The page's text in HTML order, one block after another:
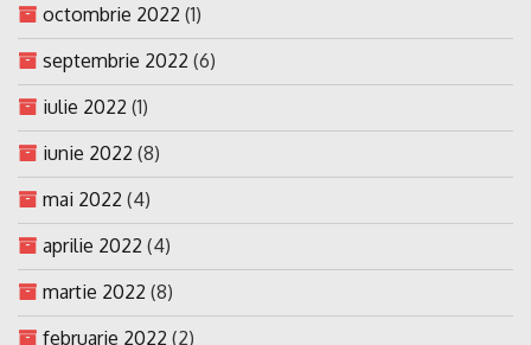
octombrie 2022 (1)
septembrie 2022 (6)
iulie 2022 (1)
iunie 2022 (8)
mai 2022 (4)
aprilie 2022 (4)
martie 2022 (8)
februarie 2022 (2)